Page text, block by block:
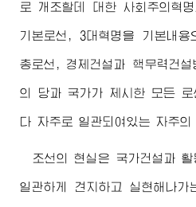
로 개조할데 대한 사회주의혁명
기본로선, 3대혁명을 기본내용
총로선, 경제건설과 핵무력건
의 당과 국가가 제시한 모든 로
다 자주로 일관되여있는 자주의
조선의 현실은 국가건설과
일관하게 견지하고 실현해나